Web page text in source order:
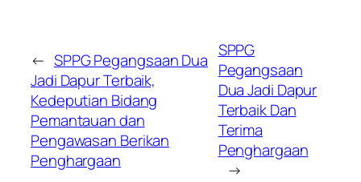
← SPPG Pegangsaan Dua
Jadi Dapur Terbaik,
Kedeputian Bidang
Pemantauan dan
Pengawasan Berikan
Penghargaan
SPPG
Pegangsaan
Dua Jadi Dapur
Terbaik Dan
Terima
Penghargaan
→